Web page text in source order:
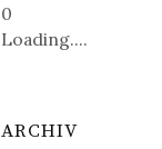
0
Loading....
ARCHIV